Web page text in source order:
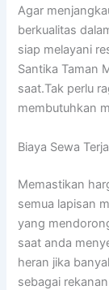
Agar
berkualitas
siap melayani
Santika Taman
saat.Tak perlu
membutuhkan
Biaya Sewa
Memastikan
semua lapisan
yang
saat anda
heran jika
sebagai